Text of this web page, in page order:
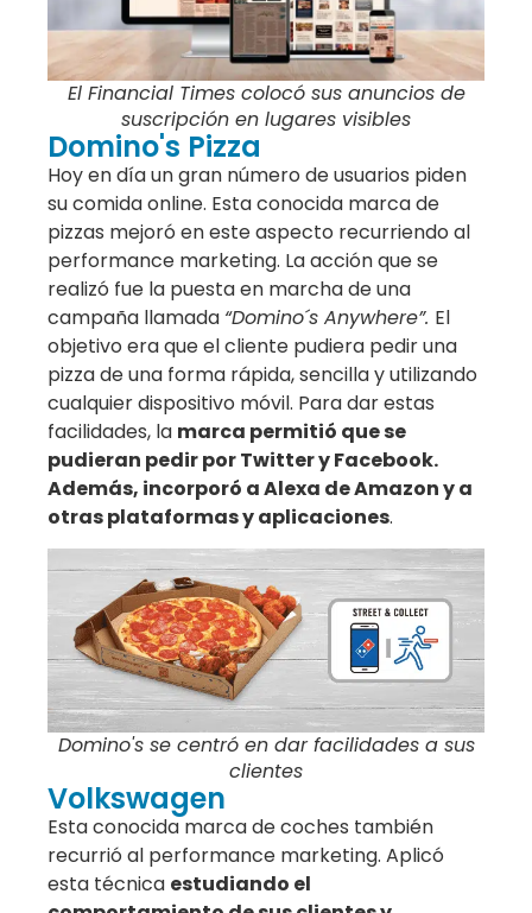
El Financial Times colocó sus anuncios de
suscripción en lugares visibles
Domino's Pizza
Hoy en día un gran número de usuarios piden
su comida online. Esta conocida marca de
pizzas mejoró en este aspecto recurriendo al
performance marketing. La acción que se
realizó fue la puesta en marcha de una
campaña llamada “Domino´s Anywhere”. El
objetivo era que el cliente pudiera pedir una
pizza de una forma rápida, sencilla y utilizando
cualquier dispositivo móvil. Para dar estas
facilidades, la marca permitió que se
pudieran pedir por Twitter y Facebook.
Además, incorporó a Alexa de Amazon y a
otras plataformas y aplicaciones.
Domino's se centró en dar facilidades a sus
clientes
Volkswagen
Esta conocida marca de coches también
recurrió al performance marketing. Aplicó
esta técnica estudiando el